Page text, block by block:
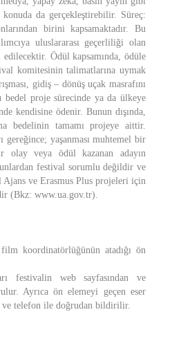
da gerçekleştirebilir. Süreç:
birini kapsamaktadır. Bu
uluslararası geçerliliği olan
Ödül kapsamında, ödüle
komitesinin talimatlarına uymak
gidiş – dönüş uçak masrafını
bedel proje sürecinde ya da ülkeye
kendisine ödenir. Bunun dışında,
bedelinin tamamı projeye aittir.
gereğince; yaşanması muhtemel bir
olay veya ödül kazanan adayın
festival sorumlu değildir ve
ve Erasmus Plus projeleri için
(Bkz: www.ua.gov.tr).
koordinatörlüğünün atadığı ön
festivalin web sayfasından ve
Ayrıca ön elemeyi geçen eser
telefon ile doğrudan bildirilir.